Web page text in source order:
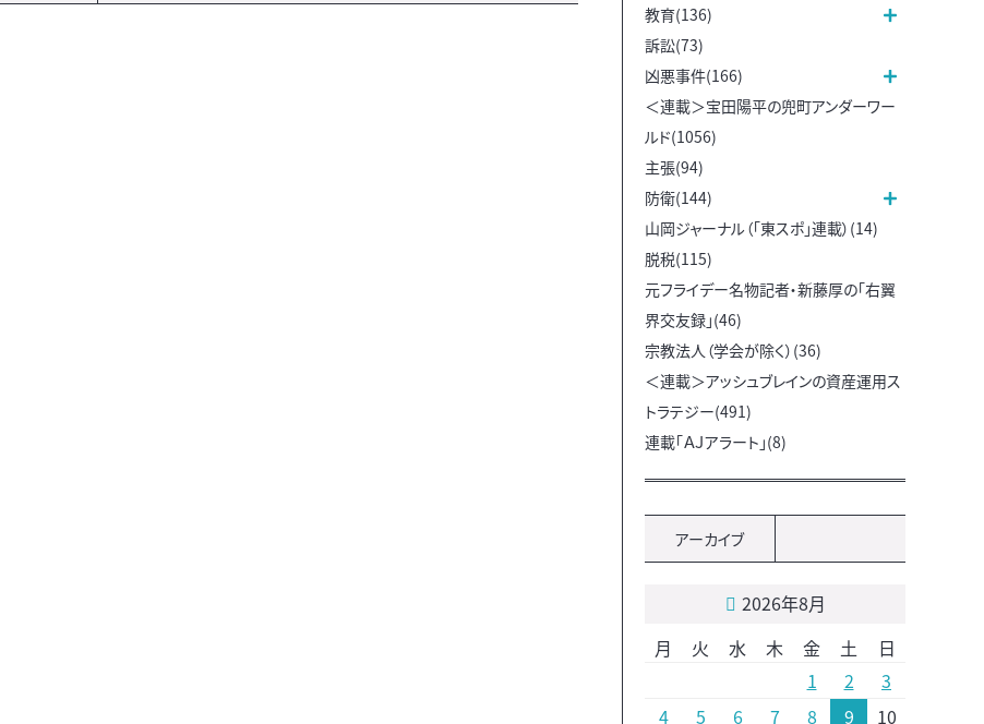
教育(136)
訴訟(73)
凶悪事件(166)
＜連載＞宝田陽平の兜町アンダーワー
ルド(1056)
主張(94)
防衛(144)
山岡ジャーナル（「東スポ」連載）(14)
脱税(115)
元フライデー名物記者・新藤厚の「右翼
界交友録」(46)
宗教法人（学会が除く）(36)
＜連載＞アッシュブレインの資産運用ス
トラテジー(491)
連載「ＡＪアラート」(8)
アーカイブ
2026年8月
月
火 水 木 金 土
日
1
2
3
4
5 6 7 8 9 10